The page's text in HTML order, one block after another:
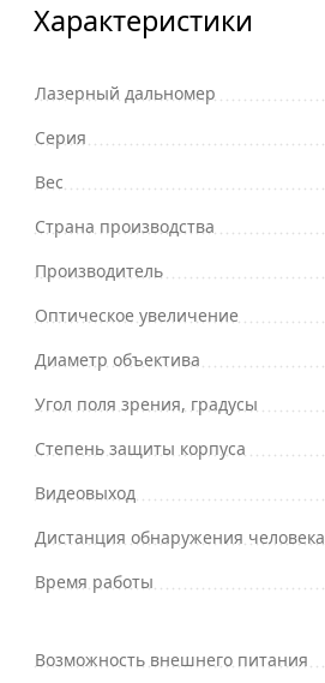
Характеристики
Лазерный дальномер
Серия
Вес
Страна производства
Производитель
Оптическое увеличение
Диаметр объектива
Угол поля зрения, градусы
Степень защиты корпуса
Видеовыход
Дистанция обнаружения человека
Время работы
Возможность внешнего питания